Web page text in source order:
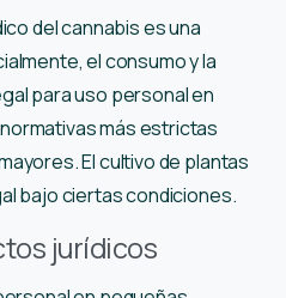
del cannabis es una
el consumo y la
para uso personal en
más estrictas
El cultivo de plantas
bajo ciertas condiciones.
jurídicos